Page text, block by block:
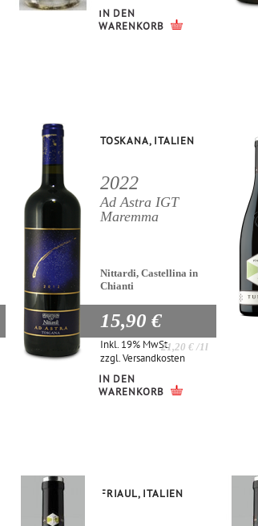
IN DEN
WARENKORB
TOSKANA, ITALIEN
2022
Ad Astra IGT
Maremma
Nittardi, Castellina in
Chianti
15,90 €
21,20 € /1l
Inkl. 19% MwSt.
zzgl.Versandkosten
IN DEN
WARENKORB
FRIAUL, ITALIEN